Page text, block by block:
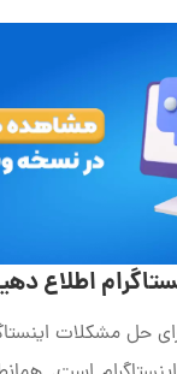
اطلاع
حل مشکلات